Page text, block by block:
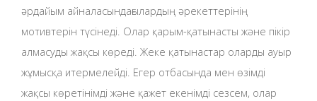
әрдайым айналасындағылардың әрекеттерінің
мотивтерін түсінеді. Олар қарым-қатынасты және пікір
алмасуды жақсы көреді. Жеке қатынастар оларды ауыр
жұмысқа итермелейді. Егер отбасында мен өзімді
жақсы көретінімді және қажет екенімді сезсем, олар